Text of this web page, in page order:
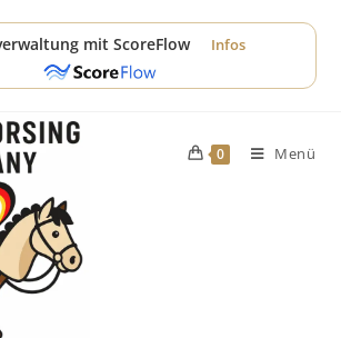
mit ScoreFlow Infos
0 Menü